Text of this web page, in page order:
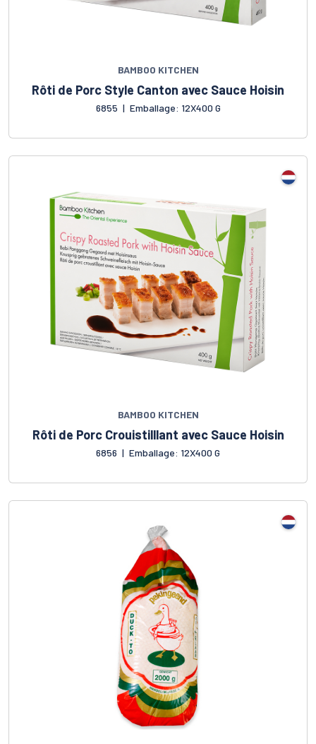
BAMBOO KITCHEN
Rôti de Porc Style Canton avec Sauce Hoisin
6855 | Emballage: 12X400 G
BAMBOO KITCHEN
Rôti de Porc Crouistilllant avec Sauce Hoisin
6856 | Emballage: 12X400 G